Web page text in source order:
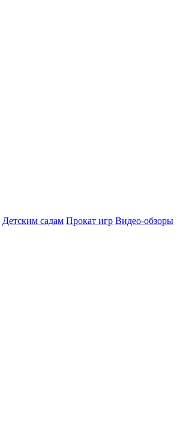
Детским садам Прокат игр Видео-обзоры